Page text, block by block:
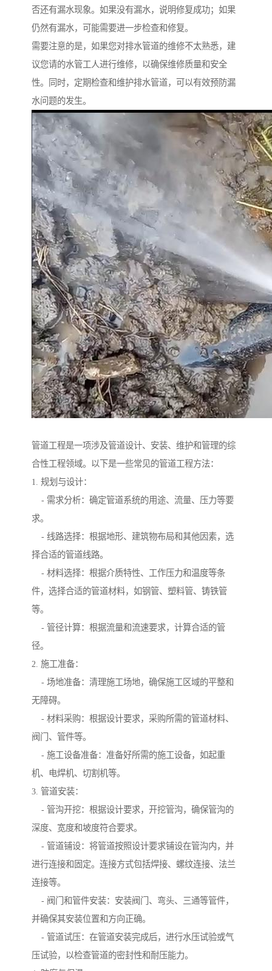
否还有漏水现象。如果没有漏水，说明修复成功；如果
仍然有漏水，可能需要进一步检查和修复。
需要注意的是，如果您对排水管道的维修不太熟悉，建
议您请的水管工人进行维修，以确保维修质量和安全
性。同时，定期检查和维护排水管道，可以有效预防漏
水问题的发生。
管道工程是一项涉及管道设计、安装、维护和管理的综
合性工程领域。以下是一些常见的管道工程方法：
1. 规划与设计：
- 需求分析：确定管道系统的用途、流量、压力等要
求。
- 线路选择：根据地形、建筑物布局和其他因素，选
择合适的管道线路。
- 材料选择：根据介质特性、工作压力和温度等条
件，选择合适的管道材料，如钢管、塑料管、铸铁管
等。
- 管径计算：根据流量和流速要求，计算合适的管
径。
2. 施工准备：
- 场地准备：清理施工场地，确保施工区域的平整和
无障碍。
- 材料采购：根据设计要求，采购所需的管道材料、
阀门、管件等。
- 施工设备准备：准备好所需的施工设备，如起重
机、电焊机、切割机等。
3. 管道安装：
- 管沟开挖：根据设计要求，开挖管沟，确保管沟的
深度、宽度和坡度符合要求。
- 管道铺设：将管道按照设计要求铺设在管沟内，并
进行连接和固定。连接方式包括焊接、螺纹连接、法兰
连接等。
- 阀门和管件安装：安装阀门、弯头、三通等管件，
并确保其安装位置和方向正确。
- 管道试压：在管道安装完成后，进行水压试验或气
压试验，以检查管道的密封性和耐压能力。